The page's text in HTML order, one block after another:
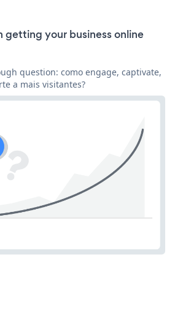
getting your business online
question: como engage, captivate,
a mais visitantes?